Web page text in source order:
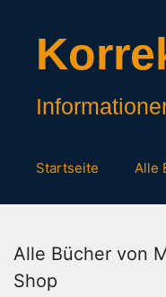
springen
Startseite Alle
Alle Bücher von
Shop